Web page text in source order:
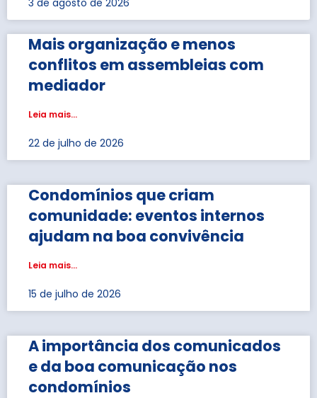
3 de agosto de 2026
Mais organização e menos
conflitos em assembleias com
mediador
Leia mais...
22 de julho de 2026
Condomínios que criam
comunidade: eventos internos
ajudam na boa convivência
Leia mais...
15 de julho de 2026
A importância dos comunicados
e da boa comunicação nos
condomínios